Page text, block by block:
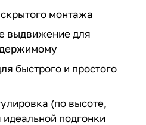
монтажа
выдвижение для
быстрого и простого
(по высоте,
подгонки